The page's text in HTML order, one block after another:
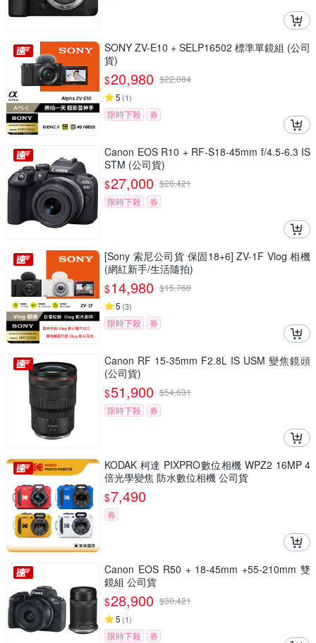
SONY ZV-E10 + SELP16502 標準單鏡組 (公司
貨)
$20,980 $22,084
5 (1)
限時下殺 券
Canon EOS R10 + RF-S18-45mm f/4.5-6.3 IS
STM (公司貨)
$27,000 $28,421
限時下殺
券
[Sony 索尼公司貨 保固18+6] ZV-1F Vlog 相機
(網紅新手/生活隨拍)
$14,980 $15,768
5 (3)
限時下殺 券
Canon RF 15-35mm F2.8L IS USM 變焦鏡頭
(公司貨)
$51,900 $54,631
限時下殺
券
KODAK 柯達 PIXPRO數位相機 WPZ2 16MP 4
倍光學變焦 防水數位相機 公司貨
$7,490
券
Canon EOS R50 + 18-45mm +55-210mm 雙
鏡組 公司貨
$28,900 $30,421
5 (1)
限時下殺 券